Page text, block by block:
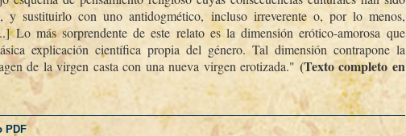
y sustituirlo con uno antidogmético, incluso irreverente o, por lo menos,
Lo más sorprendente de este relato es la dimensión erótico-amorosa que
explicación cientí­fica propia del género. Tal dimensión contrapone la
de la virgen casta con una nueva virgen erotizada." (Texto completo en
PDF